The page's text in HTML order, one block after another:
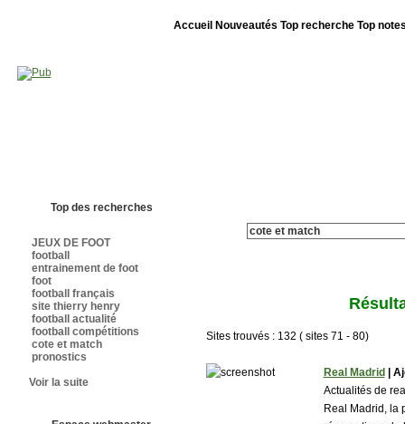
Accueil Nouveautés Top recherche Top
Top des recherches
JEUX DE FOOT
football
entrainement de foot
foot
football français
site thierry henry
football actualité
football compétitions
cote et match
pronostics
Voir la suite
Sites trouvés : 132 ( sites 71 - 80)
Real Madrid
|
Actualités de
Real Madrid, la